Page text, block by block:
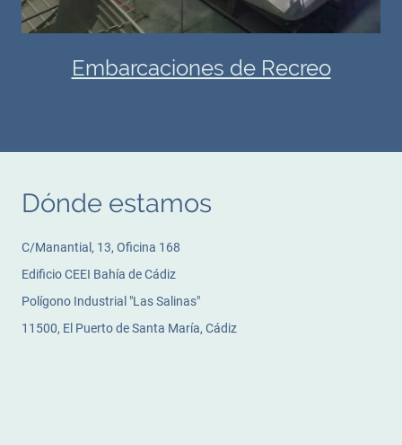
Embarcaciones de Recreo
Dónde estamos
C/Manantial, 13, Oficina 168
Edificio CEEI Bahía de Cádiz
Polígono Industrial "Las Salinas"
11500, El Puerto de Santa María, Cádiz